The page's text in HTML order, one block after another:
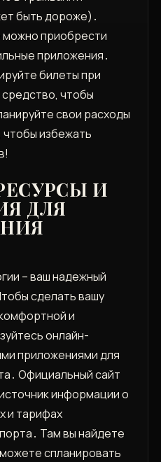
быть дороже)․
приобрести
приложения․
билеты при
чтобы
свои расходы
чтобы избежать
И
ДЛЯ
– ваш надежный
сделать вашу
и
онлайн-
приложениями для
Официальный сайт
информации о
и тарифах
Там вы найдете
спланировать